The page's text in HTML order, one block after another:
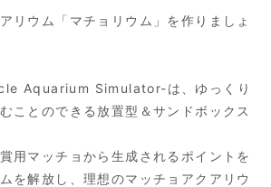
リウム「マチョリウム」を作りましょ
Aquarium Simulator-は、ゆっくり
ことのできる放置型＆サンドボックス
用マッチョから生成されるポイントを
を解放し、理想のマッチョアクアリウ